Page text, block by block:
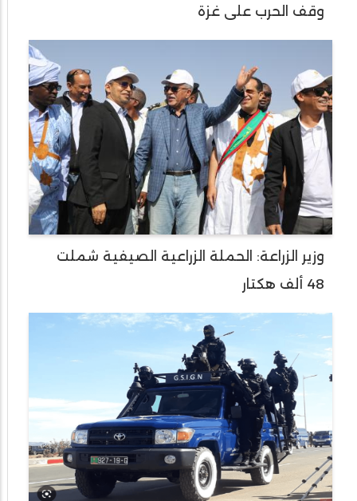
وقف الحرب على غزة
وزير الزراعة: الحملة الزراعية الصيفية شملت
48 ألف هكتار